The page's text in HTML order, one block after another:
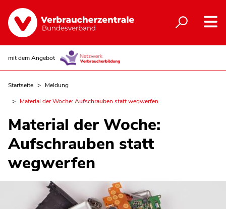
mit dem Angebot
Startseite
Meldung
Material der Woche: Aufschrauben statt wegwerfen
Material der Woche:
Aufschrauben statt
wegwerfen